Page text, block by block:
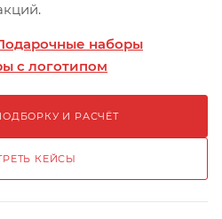
наборы
с логотипом
И РАСЧЁТ
КЕЙСЫ